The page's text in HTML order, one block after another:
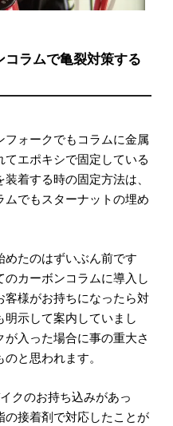
ラムで亀裂対策する
ォークでもコラムに金属
てエポキシで固定している
着する時の固定方法は、
でもスターナットの埋め
たのはずいぶん前です
カーボンコラムに導入し
様がお持ちになったら対
示して案内していまし
入った場合に事の重大さ
と思われます。
クのお持ち込みがあっ
接着剤で対応したことが